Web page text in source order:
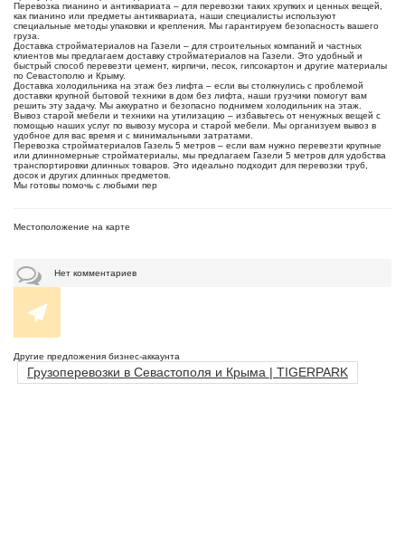
Перевозка пианино и антиквариата – для перевозки таких хрупких и ценных вещей,
как пианино или предметы антиквариата, наши специалисты используют
специальные методы упаковки и крепления. Мы гарантируем безопасность вашего
груза.
Доставка стройматериалов на Газели – для строительных компаний и частных
клиентов мы предлагаем доставку стройматериалов на Газели. Это удобный и
быстрый способ перевезти цемент, кирпичи, песок, гипсокартон и другие материалы
по Севастополю и Крыму.
Доставка холодильника на этаж без лифта – если вы столкнулись с проблемой
доставки крупной бытовой техники в дом без лифта, наши грузчики помогут вам
решить эту задачу. Мы аккуратно и безопасно поднимем холодильник на этаж.
Вывоз старой мебели и техники на утилизацию – избавьтесь от ненужных вещей с
помощью наших услуг по вывозу мусора и старой мебели. Мы организуем вывоз в
удобное для вас время и с минимальными затратами.
Перевозка стройматериалов Газель 5 метров – если вам нужно перевезти крупные
или длинномерные стройматериалы, мы предлагаем Газели 5 метров для удобства
транспортировки длинных товаров. Это идеально подходит для перевозки труб,
досок и других длинных предметов.
Мы готовы помочь с любыми пер
Местоположение на карте
Нет комментариев
Другие предложения бизнес-аккаунта
Грузоперевозки в Севастополя и Крыма | TIGERPARK